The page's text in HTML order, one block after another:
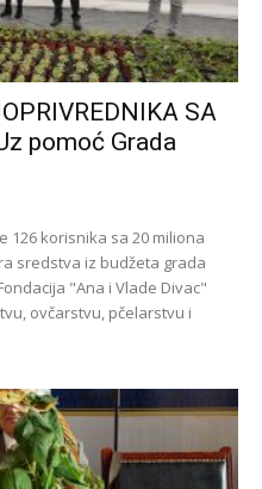
SA
pomoć Grada
126 korisnika sa 20 miliona
sredstva iz budžeta grada
"Ana i Vlade Divac"
ovčarstvu, pčelarstvu i